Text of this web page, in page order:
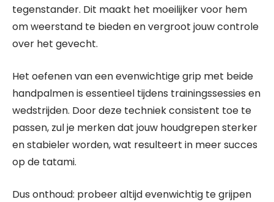
tegenstander. Dit maakt het moeilijker voor hem
om weerstand te bieden en vergroot jouw controle
over het gevecht.
Het oefenen van een evenwichtige grip met beide
handpalmen is essentieel tijdens trainingssessies en
wedstrijden. Door deze techniek consistent toe te
passen, zul je merken dat jouw houdgrepen sterker
en stabieler worden, wat resulteert in meer succes
op de tatami.
Dus onthoud: probeer altijd evenwichtig te grijpen